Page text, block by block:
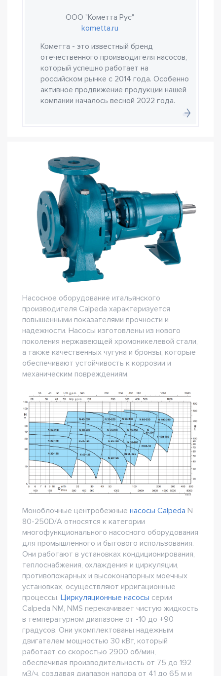
ООО "Кометта Рус"
kometta.ru
Кометта - это известный бренд
отечественного производителя насосов,
который успешно работает на
российском рынке с 2014 года. Особенно
активное продвижение продукции нашей
компании началось весной 2022 года.
Насосное оборудование итальянского
производителя Calpeda характеризуется
повышенными показателями прочности и
надежности. Насосы изготовлены из нового
поколения нержавеющей хромоникелевой стали,
а также качественных чугуна и бронзы, которые
обеспечивают устойчивость к коррозии и
механическим повреждениям.
Моноблочные центробежные насосы Calpeda N
80-250D/A относятся к категории
многофункционального насосного оборудования
для промышленного и бытового использования.
Они работают в установках кондиционирования,
теплоснабжения, охлаждения и циркуляции,
противопожарных и высоконапорных моечных
установках, осуществляют ирригационные
процессы. Циркуляционные насосы серии
Calpeda NM, NMS перекачивает чистую жидкость
в температурном диапазоне от -10 до +90
градусов. Они укомплектованы надежным
двигателем мощностью 30 кВт, который
работает со скоростью 2900 об/мин,
обеспечивая производительность от 75 до 192
м3/ч, создавая диапазон напора от 41 до 65 м и